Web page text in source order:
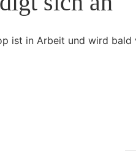
ist in Arbeit und wird